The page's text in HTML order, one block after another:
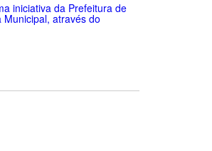
iniciativa da Prefeitura de
através do